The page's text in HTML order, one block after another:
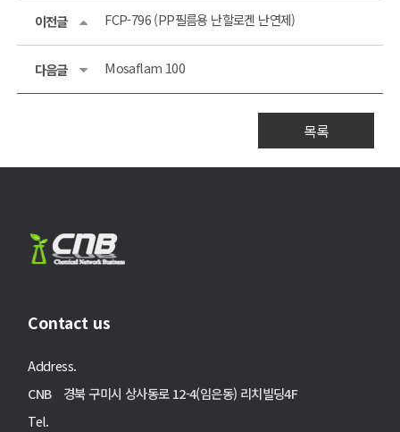
이전글 FCP-796 (PP필름용 난할로겐 난연제)
다음글 Mosaflam 100
목록
Contact us
Address.
CNB 경북 구미시 상사동로 12-4(임은동) 리치빌딩4F
Tel.